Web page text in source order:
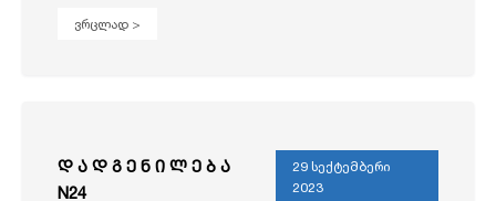
ვრცლად >
დ ა დ გ ე ნ ი ლ ე ბ ა
N24
29 სექტემბერი
2023